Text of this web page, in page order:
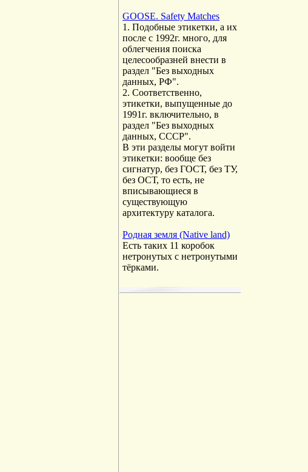
GOOSE. Safety Matches
1. Подобные этикетки, а их
после с 1992г. много, для
облегчения поиска
целесообразней внести в
раздел "Без выходных
данных, РФ".
2. Соответственно,
этикетки, выпущенные до
1991г. включительно, в
раздел "Без выходных
данных, СССР".
В эти разделы могут войти
этикетки: вообще без
сигнатур, без ГОСТ, без ТУ,
без ОСТ, то есть, не
вписывающиеся в
существующую
архитектуру каталога.
Родная земля (Native land)
Есть таких 11 коробок
нетронутых с нетронутыми
тёрками.